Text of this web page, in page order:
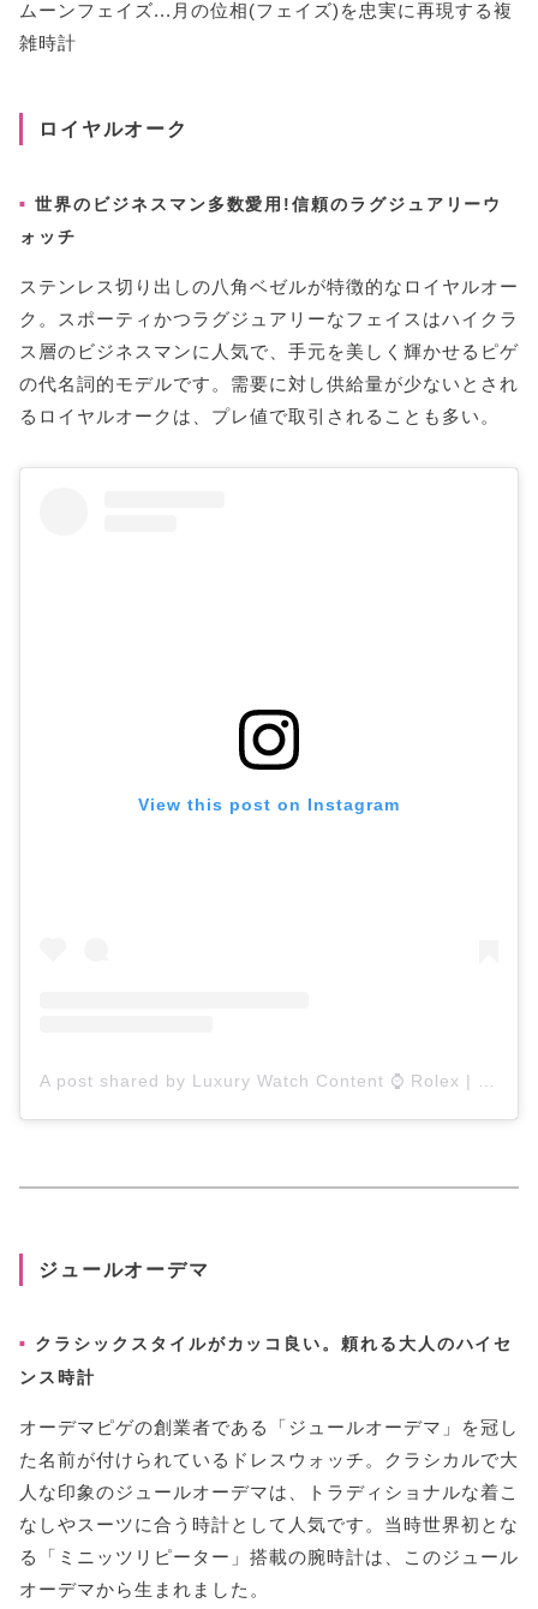
ムーンフェイズ...月の位相(フェイズ)を忠実に再現する複
雑時計
ロイヤルオーク
世界のビジネスマン多数愛用!信頼のラグジュアリーウ
ォッチ
ステンレス切り出しの八角ベゼルが特徴的なロイヤルオー
ク。スポーティかつラグジュアリーなフェイスはハイクラ
ス層のビジネスマンに人気で、手元を美しく輝かせるピゲ
の代名詞的モデルです。需要に対し供給量が少ないとされ
るロイヤルオークは、プレ値で取引されることも多い。
View this post on Instagram
ジュールオーデマ
クラシックスタイルがカッコ良い。頼れる大人のハイセ
ンス時計
オーデマピゲの創業者である「ジュールオーデマ」を冠し
た名前が付けられているドレスウォッチ。クラシカルで大
人な印象のジュールオーデマは、トラディショナルな着こ
なしやスーツに合う時計として人気です。当時世界初とな
る「ミニッツリピーター」搭載の腕時計は、このジュール
オーデマから生まれました。